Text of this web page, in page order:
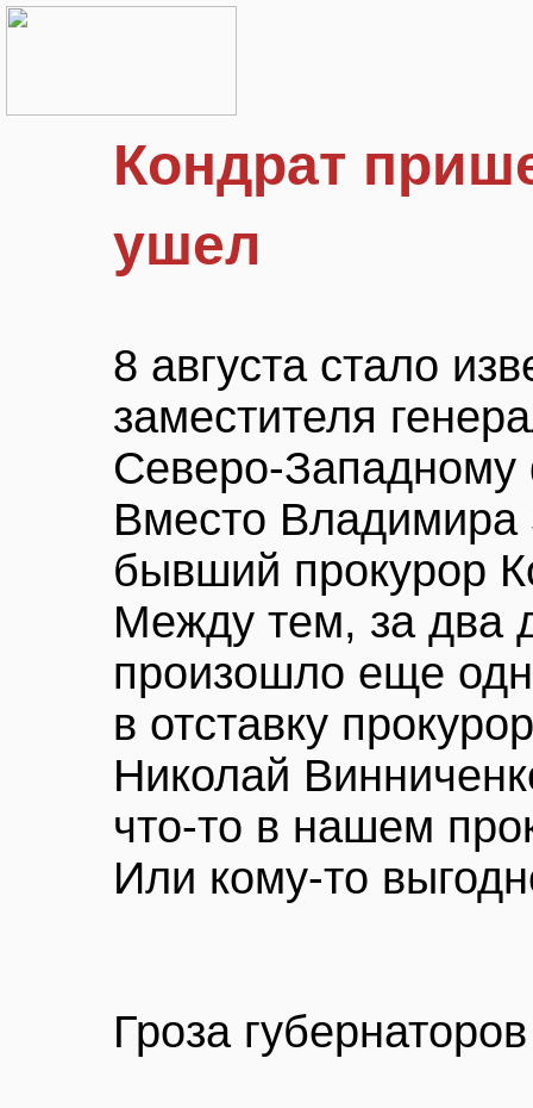
Кондрат
ушел
8 августа стало
заместителя
Северо-Западному
Вместо Владимира
бывший прокурор
Между тем, за два
произошло еще
в отставку
Николай
что-то в нашем
Или кому-то
Гроза губернаторов